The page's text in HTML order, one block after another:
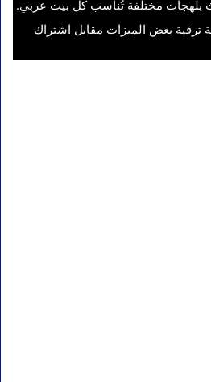
بلهجات مختلفة تُناسب كل بيت عربي.
ترقية بعض الميزات مقابل اشتراك